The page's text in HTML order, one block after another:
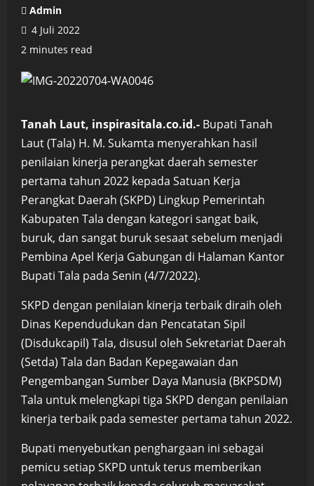
Admin
4 Juli 2022
2 minutes read
Tanah Laut, inspirasitala.co.id.- Bupati Tanah
Laut (Tala) H. M. Sukamta menyerahkan hasil
penilaian kinerja perangkat daerah semester
pertama tahun 2022 kepada Satuan Kerja
Perangkat Daerah (SKPD) Lingkup Pemerintah
Kabupaten Tala dengan kategori sangat baik,
buruk, dan sangat buruk sesaat sebelum menjadi
Pembina Apel Kerja Gabungan di Halaman Kantor
Bupati Tala pada Senin (4/7/2022).
SKPD dengan penilaian kinerja terbaik diraih oleh
Dinas Kependudukan dan Pencatatan Sipil
(Disdukcapil) Tala, disusul oleh Sekretariat Daerah
(Setda) Tala dan Badan Kepegawaian dan
Pengembangan Sumber Daya Manusia (BKPSDM)
Tala untuk melengkapi tiga SKPD dengan penilaian
kinerja terbaik pada semester pertama tahun 2022.
Bupati menyebutkan penghargaan ini sebagai
pemicu setiap SKPD untuk terus memberikan